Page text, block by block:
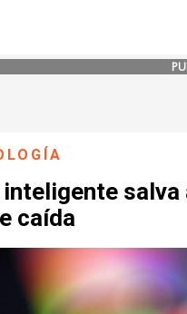
inteligente
caída